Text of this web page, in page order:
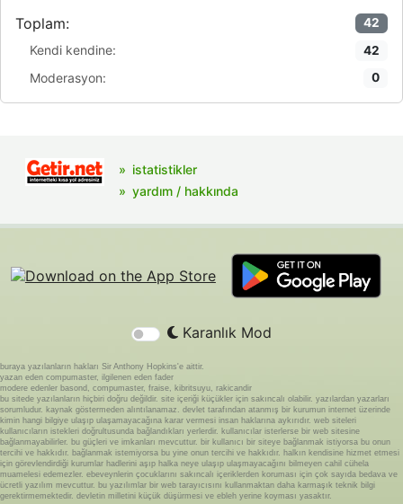
Toplam:
42
Kendi kendine: 42
Moderasyon: 0
istatistikler
yardım / hakkında
Karanlık Mod
buraya yazılanların hakları Sir Anthony Hopkins'e aittir.
yazan eden compumaster, ilgilenen eden fader
modere edenler basond, compumaster, fraise, kibritsuyu, rakicandir
bu sitede yazılanların hiçbiri doğru değildir. site içeriği küçükler için sakıncalı olabilir. yazılardan yazarları
sorumludur. kaynak göstermeden alıntılanamaz. devlet tarafından atanmış bir kurumun internet üzerinde
kimin hangi bilgiye ulaşıp ulaşamayacağına karar vermesi insan haklarına aykırıdır. web siteleri
kullanıcıların istekleri doğrultusunda bağlandıkları yerlerdir. kullanıcılar isterlerse bir web sitesine
bağlanmayabilirler. bu güçleri ve imkanları mevcuttur. bir kullanıcı bir siteye bağlanmak istiyorsa bu onun
tercihi ve hakkıdır. bağlanmak istemiyorsa bu yine onun tercihi ve hakkıdır. halkın kendisine hizmet etmesi
için görevlendirdiği kurumlar hadlerini aşıp halka neye ulaşıp ulaşmayacağını bilmeyen cahil cühela
muamelesi edemezler. ebeveynlerin çocuklarını sakıncalı içeriklerden koruması için çok sayıda bedava ve
ücretli yazılım mevcuttur. bu yazılımlar bir web tarayıcısını kullanmaktan daha karmaşık teknik bilgi
gerektirmemektedir. devletin milletini küçük düşürmesi ve ebleh yerine koyması yasaktır.